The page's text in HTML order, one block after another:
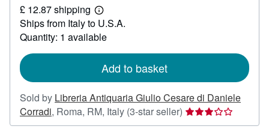
77.77
£ 12.87 shipping
Learn
more
about
shipping
Ships from Italy to U.S.A.
Quantity: 1 available
Add to basket
Sold by Libreria Antiquaria Giulio Cesare di Daniele
Corradi, Roma, RM, Italy (3-star seller) Seller
rating